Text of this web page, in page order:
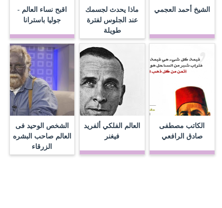
الشيخ أحمد العجمي
ماذا يحدث لجسمك
عند الجلوس لفترة
طويلة
اقبح نساء العالم -
جوليا باسترانا
الكاتب مصطفى
صادق الرافعي
العالم الفلكي ألفريد
فيغنر
الشخص الوحيد فى
العالم صاحب البشره
الزرقاء